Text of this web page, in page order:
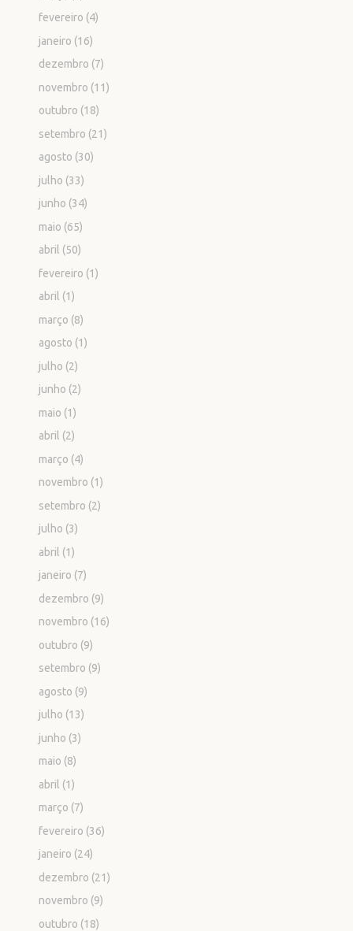
fevereiro (4)
janeiro (16)
dezembro (7)
novembro (11)
outubro (18)
setembro (21)
agosto (30)
julho (33)
junho (34)
maio (65)
abril (50)
fevereiro (1)
abril (1)
março (8)
agosto (1)
julho (2)
junho (2)
maio (1)
abril (2)
março (4)
novembro (1)
setembro (2)
julho (3)
abril (1)
janeiro (7)
dezembro (9)
novembro (16)
outubro (9)
setembro (9)
agosto (9)
julho (13)
junho (3)
maio (8)
abril (1)
março (7)
fevereiro (36)
janeiro (24)
dezembro (21)
novembro (9)
outubro (18)